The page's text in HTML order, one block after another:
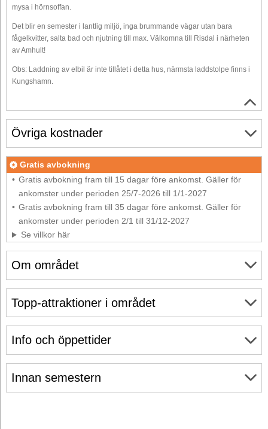
mysa i hörnsoffan.
Det blir en semester i lantlig miljö, inga brummande vägar utan bara
fågelkvitter, salta bad och njutning till max. Välkomna till Risdal i närheten
av Amhult!
Obs: Laddning av elbil är inte tillåtet i detta hus, närmsta laddstolpe finns i
Kungshamn.
Om området
Info och öppettider
Innan semestern
Övriga kostnader
Gratis avbokning
Gratis avbokning fram till 15 dagar före ankomst. Gäller för
ankomster under perioden 25/7-2026 till 1/1-2027
Gratis avbokning fram till 35 dagar före ankomst. Gäller för
ankomster under perioden 2/1 till 31/12-2027
Se villkor här
Topp-attraktioner i området